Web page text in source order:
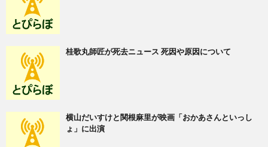
桂歌丸師匠が死去ニュース 死因や原因について
横山だいすけと関根麻里が映画「おかあさんといっし
ょ」に出演